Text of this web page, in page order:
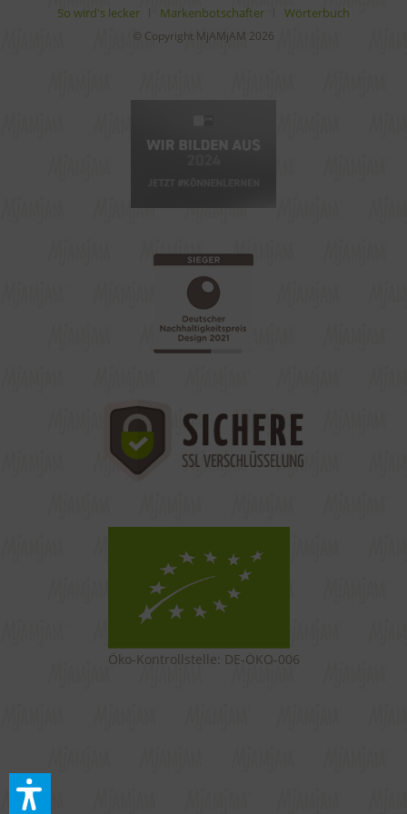
So wird's lecker
Markenbotschafter Wörterbuch
© Copyright MjAMjAM 2026
Öko-Kontrollstelle: DE-ÖKO-006